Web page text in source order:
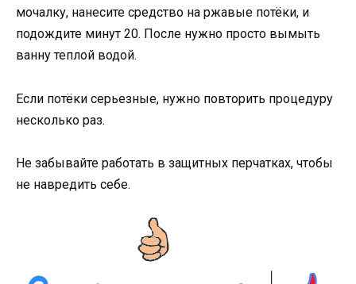
мочалку, нанесите средство на ржавые потёки, и
подождите минут 20. После нужно просто вымыть
ванну теплой водой.
Если потёки серьезные, нужно повторить процедуру
несколько раз.
Не забывайте работать в защитных перчатках, чтобы
не навредить себе.